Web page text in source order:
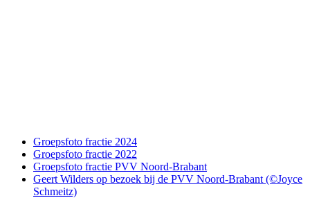
Groepsfoto fractie 2024
Groepsfoto fractie 2022
Groepsfoto fractie PVV Noord-Brabant
Geert Wilders op bezoek bij de PVV Noord-Brabant (©Joyce
Schmeitz)